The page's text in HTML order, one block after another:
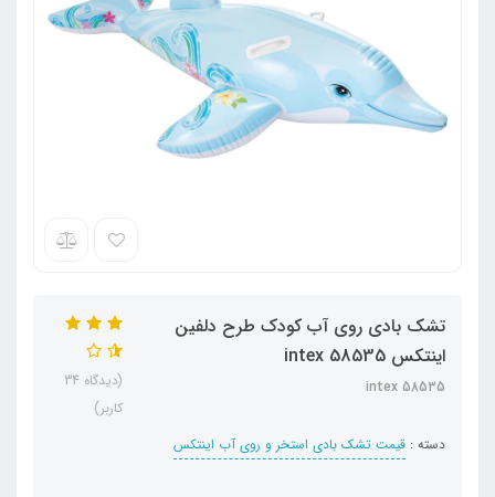
تشک بادی روی آب کودک طرح دلفین
اینتکس intex 58535
intex 58535
دسته : قیمت تشک بادی استخر و روی آب اینتکس
(دیدگاه 34
کاربر)